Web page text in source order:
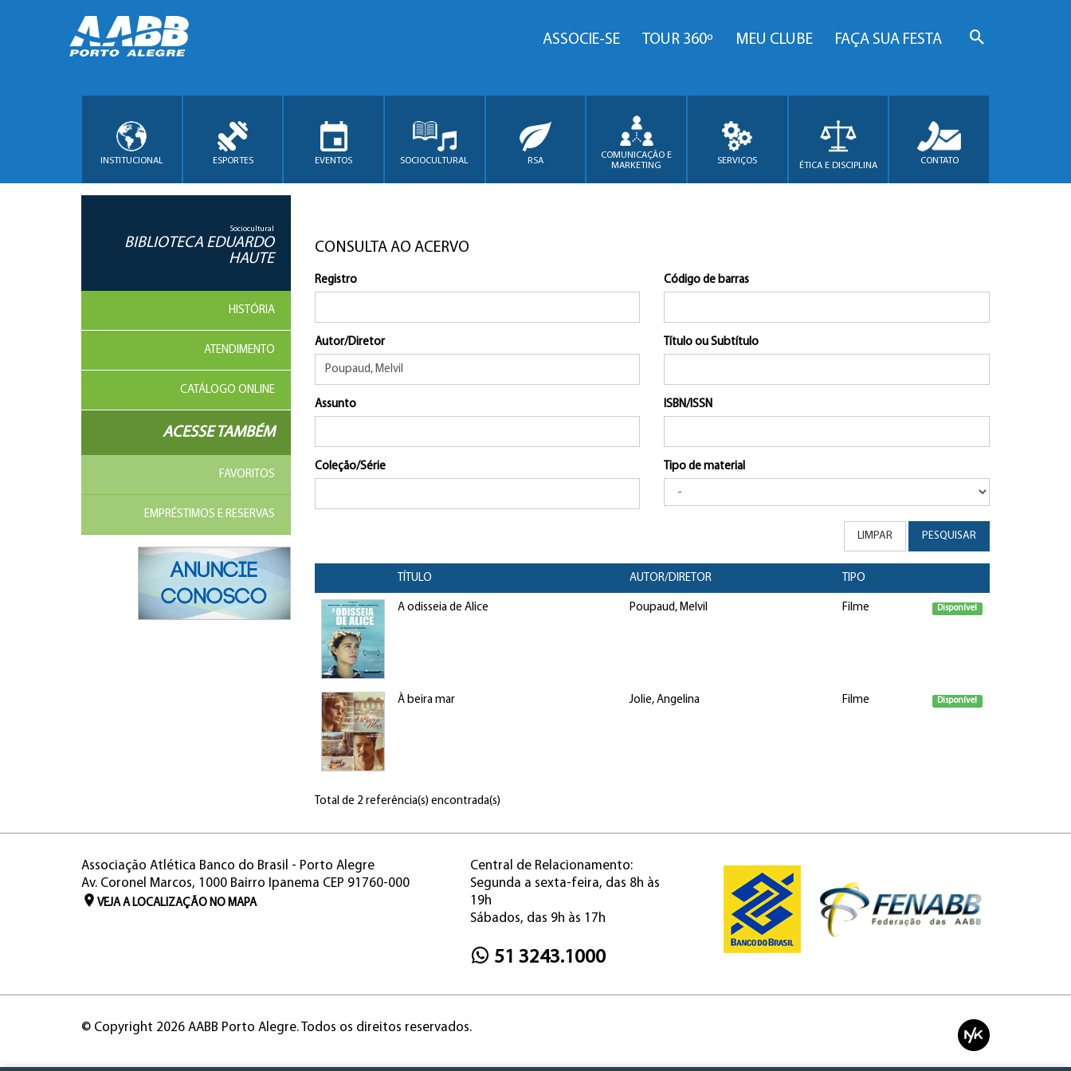
ASSOCIE-SE TOUR 360º MEU CLUBE FAÇA SUA FESTA
INSTITUCIONAL ESPORTES EVENTOS SOCIOCULTURAL RSA
COMUNICAÇÃO E
MARKETING
SERVIÇOS ÉTICA E DISCIPLINA CONTATO
Sociocultural
BIBLIOTECA EDUARDO
HAUTE
HISTÓRIA
ATENDIMENTO
CATÁLOGO ONLINE
ACESSE TAMBÉM
FAVORITOS
EMPRÉSTIMOS E RESERVAS
CONSULTA AO ACERVO
Registro Código de barras
Autor/Diretor Título ou Subtítulo
Assunto ISBN/ISSN
Coleção/Série Tipo de material
LIMPAR PESQUISAR
TÍTULO AUTOR/DIRETOR TIPO
A odisseia de Alice Poupaud, Melvil Filme Disponível
À beira mar Jolie, Angelina Filme Disponível
Total de 2 referência(s) encontrada(s)
Associação Atlética Banco do Brasil - Porto Alegre
Av. Coronel Marcos, 1000 Bairro Ipanema CEP 91760-000
VEJA A LOCALIZAÇÃO NO MAPA
Central de Relacionamento:
Segunda a sexta-feira, das 8h às
19h
Sábados, das 9h às 17h
51 3243.1000
© Copyright 2026 AABB Porto Alegre. Todos os direitos reservados.